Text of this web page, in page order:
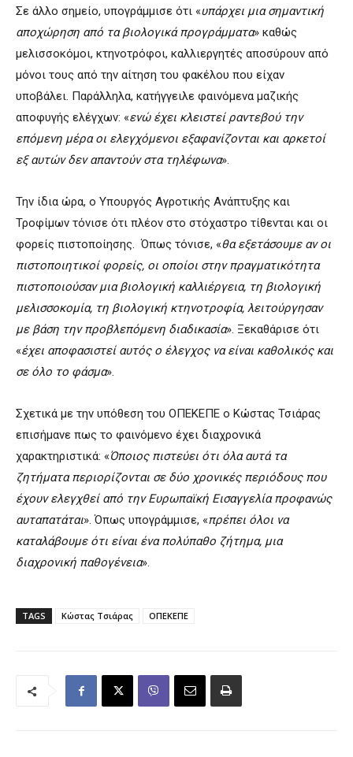
Σε άλλο σημείο, υπογράμμισε ότι «υπάρχει μια σημαντική
αποχώρηση από τα βιολογικά προγράμματα» καθώς
μελισσοκόμοι, κτηνοτρόφοι, καλλιεργητές αποσύρουν από
μόνοι τους από την αίτηση του φακέλου που είχαν
υποβάλει. Παράλληλα, κατήγγειλε φαινόμενα μαζικής
αποφυγής ελέγχων: «ενώ έχει κλειστεί ραντεβού την
επόμενη μέρα οι ελεγχόμενοι εξαφανίζονται και αρκετοί
εξ αυτών δεν απαντούν στα τηλέφωνα».
Την ίδια ώρα, ο Υπουργός Αγροτικής Ανάπτυξης και
Τροφίμων τόνισε ότι πλέον στο στόχαστρο τίθενται και οι
φορείς πιστοποίησης. Όπως τόνισε, «θα εξετάσουμε αν οι
πιστοποιητικοί φορείς, οι οποίοι στην πραγματικότητα
πιστοποιούσαν μια βιολογική καλλιέργεια, τη βιολογική
μελισσοκομία, τη βιολογική κτηνοτροφία, λειτούργησαν
με βάση την προβλεπόμενη διαδικασία». Ξεκαθάρισε ότι
«έχει αποφασιστεί αυτός ο έλεγχος να είναι καθολικός και
σε όλο το φάσμα».
Σχετικά με την υπόθεση του ΟΠΕΚΕΠΕ ο Κώστας Τσιάρας
επισήμανε πως το φαινόμενο έχει διαχρονικά
χαρακτηριστικά: «Όποιος πιστεύει ότι όλα αυτά τα
ζητήματα περιορίζονται σε δύο χρονικές περιόδους που
έχουν ελεγχθεί από την Ευρωπαϊκή Εισαγγελία προφανώς
αυταπατάται». Όπως υπογράμμισε, «πρέπει όλοι να
καταλάβουμε ότι είναι ένα πολύπαθο ζήτημα, μια
διαχρονική παθογένεια».
TAGS Κώστας Τσιάρας ΟΠΕΚΕΠΕ